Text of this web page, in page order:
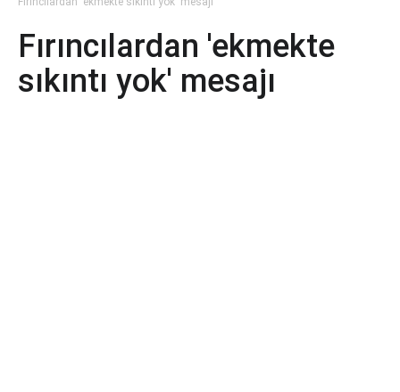
Fırıncılardan 'ekmekte
sıkıntı yok' mesajı